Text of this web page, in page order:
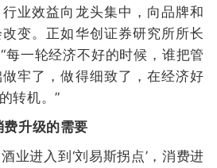
业效益向龙头集中，向品牌和
变。正如华创证券研究所所长
每一轮经济不好的时候，谁把管
牢了，做得细致了，在经济好
转机。”
升级的需要
业进入到‘刘易斯拐点’，消费进